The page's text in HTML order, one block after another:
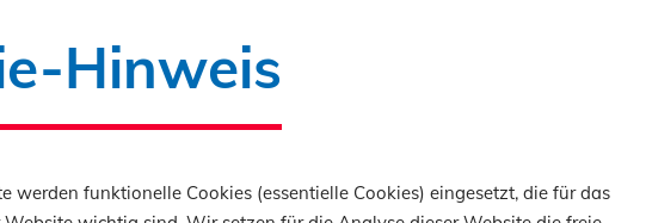
Hinweis
werden funktionelle Cookies (essentielle Cookies) eingesetzt, die für das
2025 öffnete der Marinestützpunkt Hohe Düne in
Tore zur Job- und Bildungsmesse des
Bundeswehrangehörige nutzten die Gelegenheit, sich